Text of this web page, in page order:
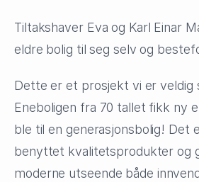
Tiltakshaver Eva og Karl Einar
eldre bolig til seg selv og
Dette er et prosjekt vi er veldig
Eneboligen fra 70 tallet fikk ny
ble til en generasjonsbolig! Det
benyttet kvalitetsprodukter og
moderne utseende både